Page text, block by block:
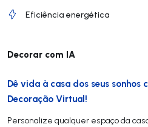
Eficiência energética
Decorar com IA
Dê vida à casa dos seus sonhos
Decoração Virtual!
Personalize qualquer espaço da